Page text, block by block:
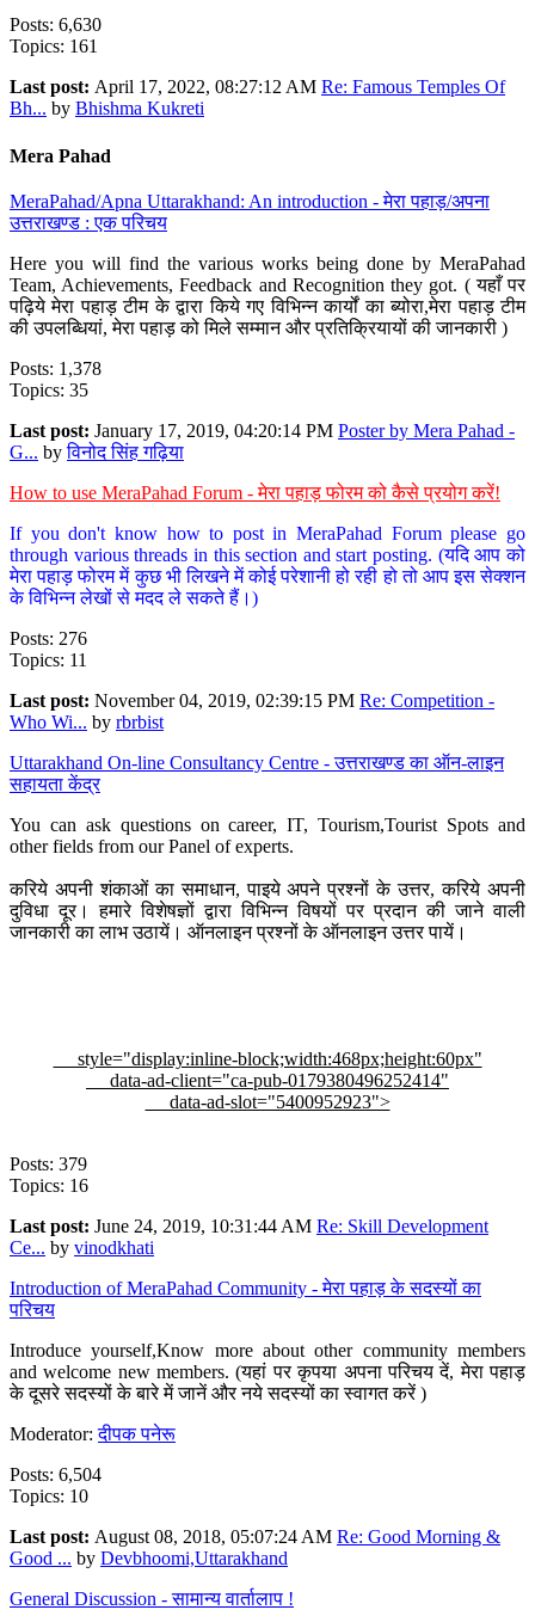
Posts: 6,630
Topics: 161
Last post: April 17, 2022, 08:27:12 AM Re: Famous Temples Of
Bh... by Bhishma Kukreti
Mera Pahad
MeraPahad/Apna Uttarakhand: An introduction - मेरा पहाड़/अपना
उत्तराखण्ड : एक परिचय
Here you will find the various works being done by MeraPahad
Team, Achievements, Feedback and Recognition they got. ( यहाँ पर
पढ़िये मेरा पहाड़ टीम के द्वारा किये गए विभिन्न कार्यों का ब्योरा,मेरा पहाड़ टीम
की उपलब्धियां, मेरा पहाड़ को मिले सम्मान और प्रतिक्रियायों की जानकारी )
Posts: 1,378
Topics: 35
Last post: January 17, 2019, 04:20:14 PM Poster by Mera Pahad -
G... byविनोद सिंह गढ़िया
How to use MeraPahad Forum - मेरा पहाड़ फोरम को कैसे प्रयोग करें!
If you don't know how to post in MeraPahad Forum please go
through various threads in this section and start posting. (यदि आप को
मेरा पहाड़ फोरम में कुछ भी लिखने में कोई परेशानी हो रही हो तो आप इस सेक्शन
के विभिन्न लेखों से मदद ले सकते हैं।)
Posts: 276
Topics: 11
Last post: November 04, 2019, 02:39:15 PM Re: Competition -
Who Wi... by rbrbist
Uttarakhand On-line Consultancy Centre - उत्तराखण्ड का ऑन-लाइन
सहायता केंद्र
You can ask questions on career, IT, Tourism,Tourist Spots and
other fields from our Panel of experts.
करिये अपनी शंकाओं का समाधान, पाइये अपने प्रश्नों के उत्तर, करिये अपनी
दुविधा दूर। हमारे विशेषज्ञों द्वारा विभिन्न विषयों पर प्रदान की जाने वाली
जानकारी का लाभ उठायें। ऑनलाइन प्रश्नों के ऑनलाइन उत्तर पायें।
style="display:inline-block;width:468px;height:60px"
data-ad-client="ca-pub-0179380496252414"
data-ad-slot="5400952923">
Posts: 379
Topics: 16
Last post: June 24, 2019, 10:31:44 AM Re: Skill Development
Ce... by vinodkhati
Introduction of MeraPahad Community - मेरा पहाड़ के सदस्यों का
परिचय
Introduce yourself,Know more about other community members
and welcome new members. (यहां पर कृपया अपना परिचय दें, मेरा पहाड़
के दूसरे सदस्यों के बारे में जानें और नये सदस्यों का स्वागत करें )
Moderator:दीपक पनेरू
Posts: 6,504
Topics: 10
Last post: August 08, 2018, 05:07:24 AM Re: Good Morning &
Good ... by Devbhoomi,Uttarakhand
General Discussion - सामान्य वार्तालाप !